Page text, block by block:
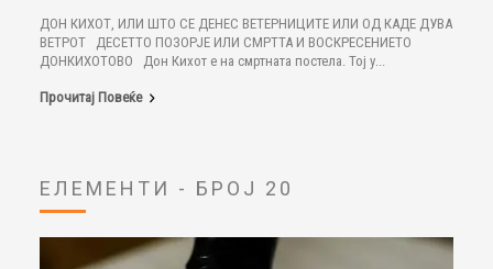
ДОН КИХОТ, ИЛИ ШТО СЕ ДЕНЕС ВЕТЕРНИЦИТЕ ИЛИ ОД КАДЕ ДУВА
ВЕТРОТ ДЕСЕТТО ПОЗОРЈЕ ИЛИ СМРТТА И ВОСКРЕСЕНИЕТО
ДОНКИХОТОВО Дон Кихот е на смртната постела. Тој у...
Прочитај Повеќе
ЕЛЕМЕНТИ - БРОЈ 20